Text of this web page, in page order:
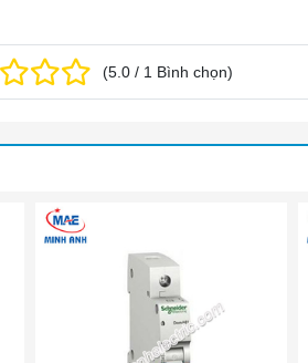
(5.0 / 1 Bình chọn)